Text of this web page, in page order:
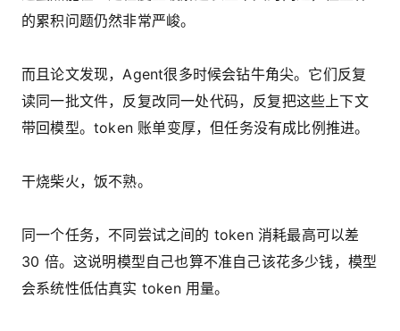
的累积问题仍然非常严峻。
而且论文发现，Agent很多时候会钻牛角尖。它们反复
读同一批文件，反复改同一处代码，反复把这些上下文
带回模型。token 账单变厚，但任务没有成比例推进。
干烧柴火，饭不熟。
同一个任务，不同尝试之间的 token 消耗最高可以差
30 倍。这说明模型自己也算不准自己该花多少钱，模型
会系统性低估真实 token 用量。